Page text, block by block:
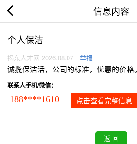
信息内容
个人保洁
揭东人才网 2026.08.07 举报
诚揽保洁活，公司的标准，优惠的价格。
联系人手机/微信：
188****1610 点击查看完整信息